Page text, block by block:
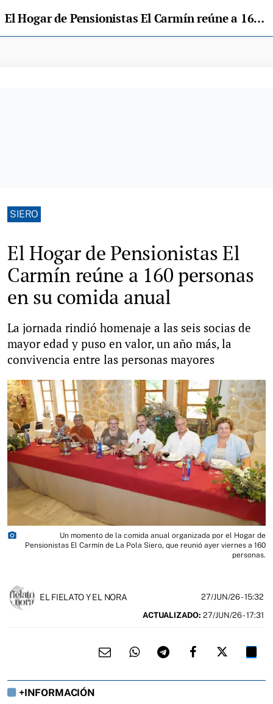
El Hogar de Pensionistas El Carmín reúne a 160 personas en su comida anual
SIERO
El Hogar de Pensionistas El
Carmín reúne a 160 personas
en su comida anual
La jornada rindió homenaje a las seis socias de
mayor edad y puso en valor, un año más, la
convivencia entre las personas mayores
photo_camera
Un momento de la comida anual organizada por el Hogar de
Pensionistas El Carmín de La Pola Siero, que reunió ayer viernes a 160
personas.
EL FIELATO Y EL NORA 27/JUN/26- 15:32
ACTUALIZADO: 27/JUN/26 - 17:31
+INFORMACIÓN